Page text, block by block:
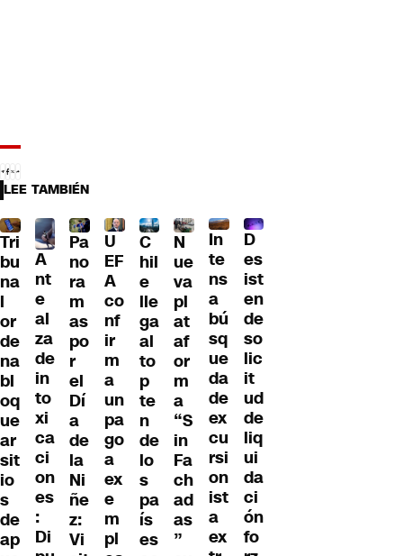
LEE TAMBIÉN
Tri
bu
na
l
or
de
na
bl
oq
ue
ar
sit
io
s
de
ap
A
nt
e
al
za
de
in
to
xi
ca
ci
on
es
:
Di
Pa
no
ra
m
as
po
r
el
Dí
a
de
la
Ni
ñe
z:
Vi
U
EF
A
co
nf
ir
m
a
un
pa
go
a
ex
e
m
pl
C
hil
e
lle
ga
al
to
p
te
n
de
lo
s
pa
ís
es
N
ue
va
pl
at
af
or
m
a
“S
in
Fa
ch
ad
as
”
In
te
ns
a
bú
sq
ue
da
de
ex
cu
rsi
on
ist
a
ex
D
es
ist
en
de
so
lic
it
ud
de
liq
ui
da
ci
ón
fo